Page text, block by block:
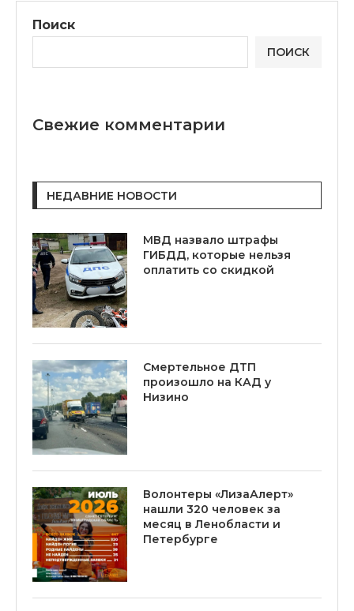
Поиск
ПОИСК
Свежие комментарии
НЕДАВНИЕ НОВОСТИ
МВД назвало штрафы
ГИБДД, которые нельзя
оплатить со скидкой
Смертельное ДТП
произошло на КАД у
Низино
Волонтеры «ЛизаАлерт»
нашли 320 человек за
месяц в Ленобласти и
Петербурге